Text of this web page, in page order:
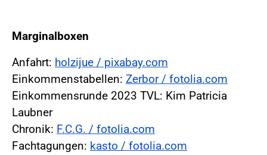
Marginalboxen
Anfahrt: holzijue / pixabay.com
Einkommenstabellen: Zerbor / fotolia.com
Einkommensrunde 2023 TVL: Kim Patricia
Laubner
Chronik: F.C.G. / fotolia.com
Fachtagungen: kasto / fotolia.com